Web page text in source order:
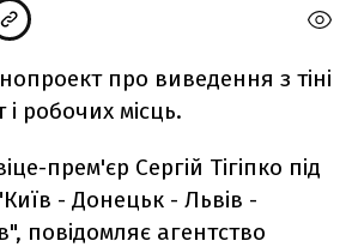
про виведення з тіні
робочих місць.
прем'єр Сергій Тігіпко під
- Донецьк - Львів -
повідомляє агентство